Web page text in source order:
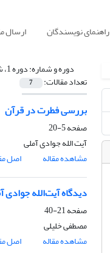
راهنمای نویسندگان ارسال
دوره و شماره:دوره 1، شماره 2، خرداد 1395، صفحه 1-144
تعداد مقالات: 7
بررسی فطرت در قرآن
صفحه5-20
آیت الله جوادی آملی
مشاهده مقاله
اصل
دیدگاه آیت‌الله
صفحه21-40
مصطفی خلیلی
مشاهده مقاله
اصل